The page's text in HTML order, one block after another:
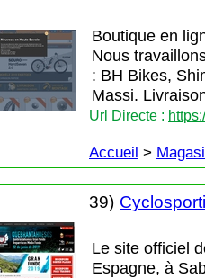
Boutique en
Nous
: BH Bikes,
Massi.
Url Directe :
Accueil >
39)
Le site officiel
Espagne, à